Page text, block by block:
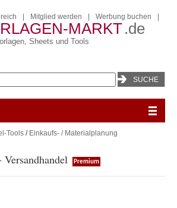
MARKT.de
Sheets und Tools
Mitglied werden Werbung buchen
Tools / Einkaufs- / Materialplanung
Premium